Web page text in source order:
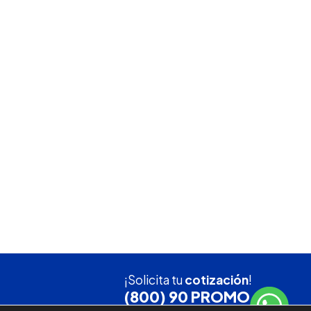
¡Solicita tucotización!
(800) 90 PROMO